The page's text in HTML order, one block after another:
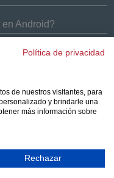
Android?
del iPhone 7
Política de privacidad
de nuestros visitantes, para
y brindarle una
más información sobre
Rechazar